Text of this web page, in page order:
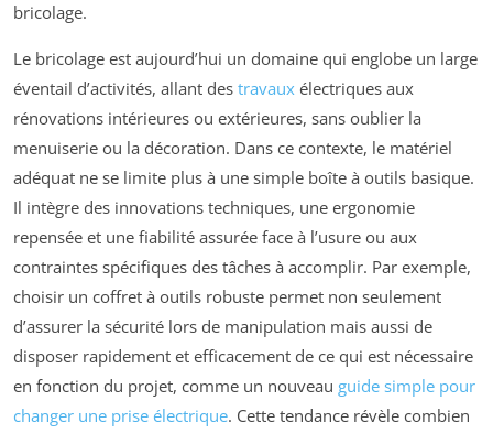
bricolage.
Le bricolage est aujourd’hui un domaine qui englobe un large
éventail d’activités, allant des travaux électriques aux
rénovations intérieures ou extérieures, sans oublier la
menuiserie ou la décoration. Dans ce contexte, le matériel
adéquat ne se limite plus à une simple boîte à outils basique.
Il intègre des innovations techniques, une ergonomie
repensée et une fiabilité assurée face à l’usure ou aux
contraintes spécifiques des tâches à accomplir. Par exemple,
choisir un coffret à outils robuste permet non seulement
d’assurer la sécurité lors de manipulation mais aussi de
disposer rapidement et efficacement de ce qui est nécessaire
en fonction du projet, comme un nouveau guide simple pour
changer une prise électrique. Cette tendance révèle combien